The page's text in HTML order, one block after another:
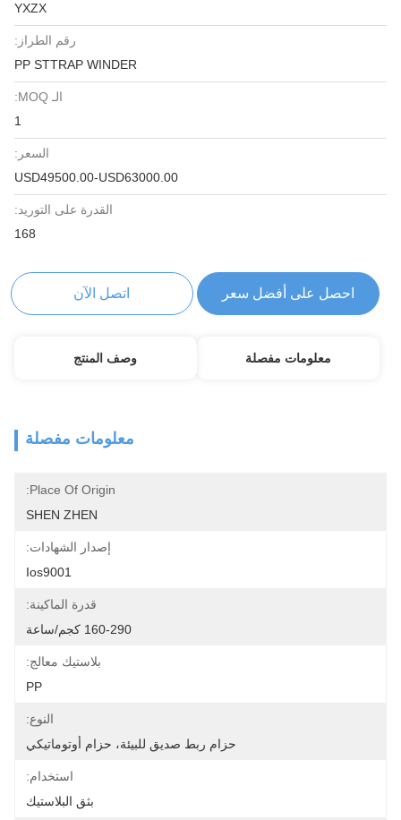
YXZX
رقم الطراز:
PP STTRAP WINDER
الـ MOQ:
1
السعر:
USD49500.00-USD63000.00
القدرة على التوريد:
168
احصل على أفضل سعر اتصل الآن
معلومات مفصلة وصف المنتج
معلومات مفصلة
Place Of Origin:
SHEN ZHEN
إصدار الشهادات:
Ios9001
قدرة الماكينة:
160-290 كجم/ساعة
بلاستيك معالج:
PP
النوع:
حزام ربط صديق للبيئة، حزام أوتوماتيكي
استخدام:
بثق البلاستيك